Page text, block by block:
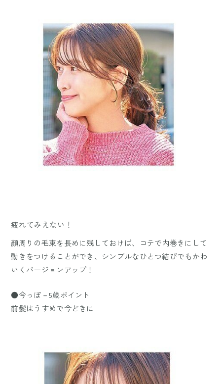
疲れてみえない！
顔周りの毛束を長めに残しておけば、コテで内巻きにして
動きをつけることができ、シンプルなひとつ結びでもかわ
いくバージョンアップ！
●今っぽ－5歳ポイント
前髪はうすめで今どきに